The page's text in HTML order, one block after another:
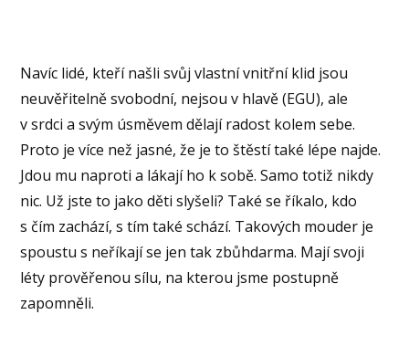
Navíc lidé, kteří našli svůj vlastní vnitřní klid jsou
neuvěřitelně svobodní, nejsou v hlavě (EGU), ale
v srdci a svým úsměvem dělají radost kolem sebe.
Proto je více než jasné, že je to štěstí také lépe najde.
Jdou mu naproti a lákají ho k sobě. Samo totiž nikdy
nic. Už jste to jako děti slyšeli? Také se říkalo, kdo
s čím zachází, s tím také schází. Takových mouder je
spoustu s neříkají se jen tak zbůhdarma. Mají svoji
léty prověřenou sílu, na kterou jsme postupně
zapomněli.